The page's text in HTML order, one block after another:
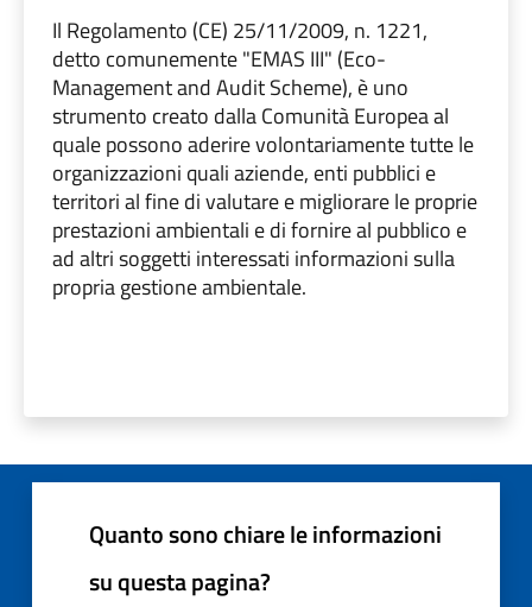
Il Regolamento (CE) 25/11/2009, n. 1221,
detto comunemente "EMAS III" (Eco-
Management and Audit Scheme), è uno
strumento creato dalla Comunità Europea al
quale possono aderire volontariamente tutte le
organizzazioni quali aziende, enti pubblici e
territori al fine di valutare e migliorare le proprie
prestazioni ambientali e di fornire al pubblico e
ad altri soggetti interessati informazioni sulla
propria gestione ambientale.
Quanto sono chiare le informazioni
su questa pagina?